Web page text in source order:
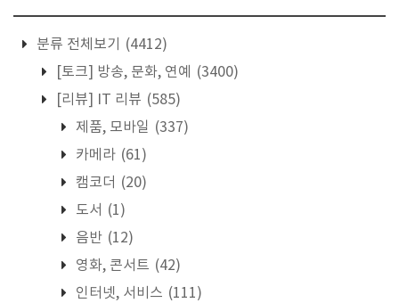
분류 전체보기
(4412)
[토크] 방송, 문화, 연예
(3400)
[리뷰] IT 리뷰 (585)
제품, 모바일 (337)
카메라 (61)
캠코더 (20)
도서 (1)
음반 (12)
영화, 콘서트 (42)
인터넷, 서비스 (111)